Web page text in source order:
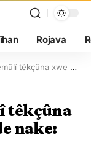
Rojava
hilbijartinê de nake: Bêbextî û lêpirsîn
têkçûna
nake: